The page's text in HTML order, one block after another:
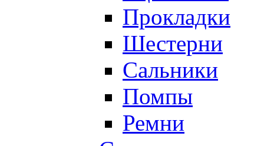
Прокладки
Шестерни
Сальники
Помпы
Ремни